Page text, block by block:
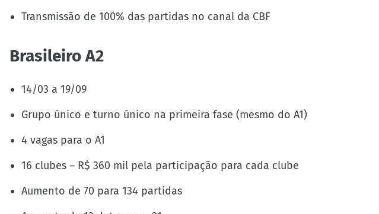
Transmissão de 100% das partidas no canal da CBF
Brasileiro A2
14/03 a 19/09
Grupo único e turno único na primeira fase (mesmo do A1)
4 vagas para o A1
16 clubes – R$ 360 mil pela participação para cada clube
Aumento de 70 para 134 partidas